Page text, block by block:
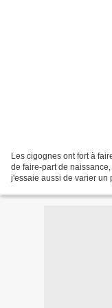
Les cigognes ont fort à
de faire-part de
j'essaie aussi de varier un